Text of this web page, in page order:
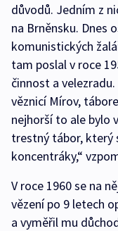
důvodů. Jedním z
na Brněnsku. Dnes
komunistických
tam poslal v roce
činnost a
věznicí Mírov,
nejhorší to ale bylo
trestný tábor, který
koncentráky,“
V roce 1960 se na
vězení po 9 letech
a vyměřil mu